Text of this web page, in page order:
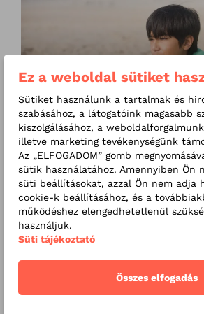
BLOG 2026. 07. 28
Mit együnk a gyerekekkel a
BLOG 2026. 07. 22
Ez a weboldal sütiket
Sütiket használunk a tartalmak és
szabásához, a látogatóink magasabb
kiszolgálásához, a
illetve marketing tevékenységünk
Az „ELFOGADOM” gomb
sütik használatához. Amennyiben Ön
süti beállításokat, azzal Ön nem adja
cookie-k beállításához, és a
működéshez elengedhetetlenül
használjuk.
Süti tájékoztató
Összes elfogadás